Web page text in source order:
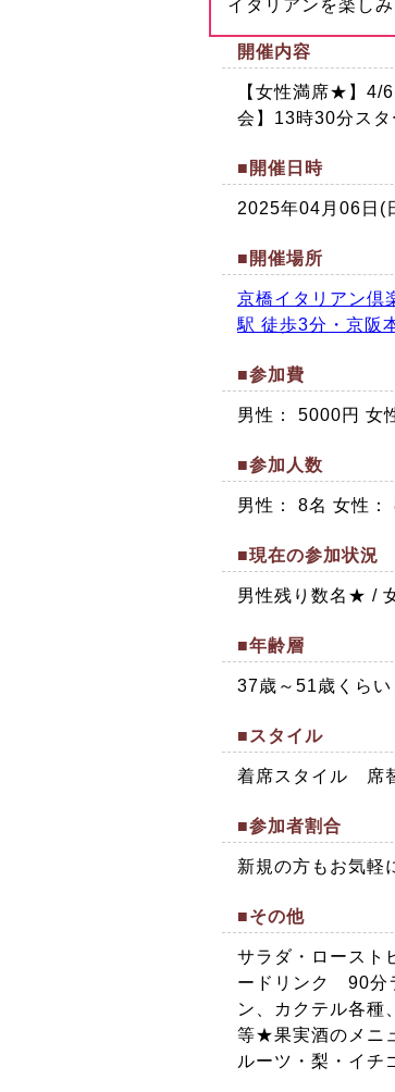
イタリアンを楽し
開催内容
【女性満席★】4/
会】13時30分ス
■開催日時
2025年04月06日(
■開催場所
京橋イタリアン倶
駅 徒歩3分・京阪
■参加費
男性： 5000円 女
■参加人数
男性： 8名 女性：
■現在の参加状況
男性残り数名★ /
■年齢層
37歳～51歳くらい
■スタイル
着席スタイル 席
■参加者割合
新規の方もお気軽
■その他
サラダ・ロースト
ードリンク 90分
ン、カクテル各
等★果実酒のメニ
ルーツ・梨・イチ